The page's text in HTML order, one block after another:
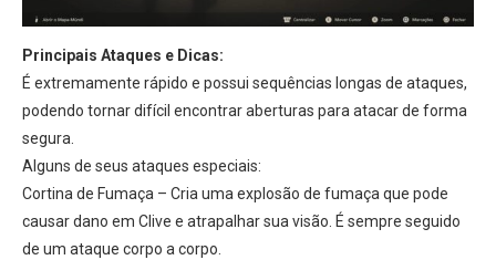
Principais Ataques e Dicas:
É extremamente rápido e possui sequências longas de ataques,
podendo tornar difícil encontrar aberturas para atacar de forma
segura.
Alguns de seus ataques especiais:
Cortina de Fumaça – Cria uma explosão de fumaça que pode
causar dano em Clive e atrapalhar sua visão. É sempre seguido
de um ataque corpo a corpo.